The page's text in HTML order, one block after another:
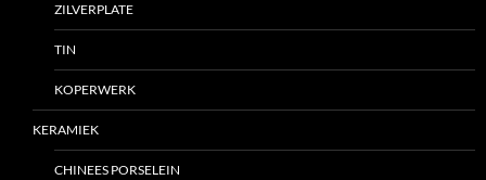
ZILVERPLATE
TIN
KOPERWERK
KERAMIEK
CHINEES PORSELEIN